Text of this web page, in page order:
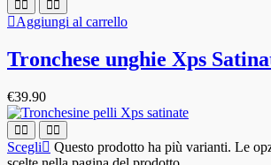
Aggiungi al carrello
Tronchese unghie Xps
€39.90
Scegli
Questo prodotto ha più varianti. Le